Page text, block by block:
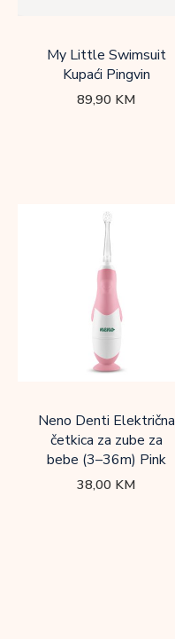
My Little Swimsuit
Kupaći Pingvin
89,90 KM
Neno Denti Električna
četkica za zube za
bebe (3–36m) Pink
38,00 KM